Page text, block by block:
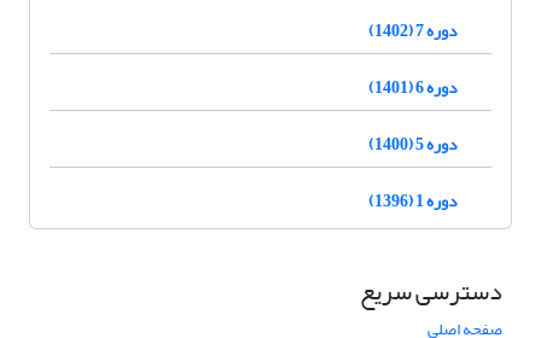
دوره 7 (1402)
دوره 6 (1401)
دوره 5 (1400)
دوره 1 (1396)
دسترسی سریع
صفحه اصلی